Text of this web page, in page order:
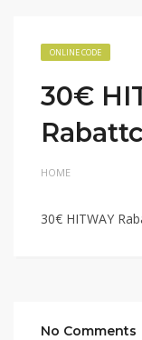
ONLINE CODE
30€
HOME
30€ HITWAY
No Comments